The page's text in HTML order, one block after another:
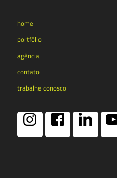
home
portfólio
agência
contato
trabalhe conosco